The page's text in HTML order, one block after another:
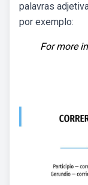
palavras
por exemplo:
For more